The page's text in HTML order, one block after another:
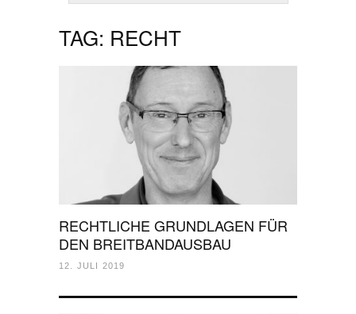
TAG: RECHT
RECHTLICHE GRUNDLAGEN FÜR
DEN BREITBANDAUSBAU
12. JULI 2019